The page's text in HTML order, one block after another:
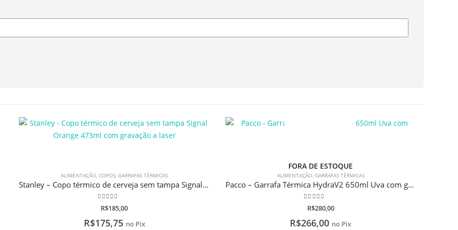
ALIMENTAÇÃO ,COPOS ,GARRAFAS TÉRMICAS
Stanley – Copo térmico de cerveja sem tampa Signal Orange 473ml com gravação a laser
de 5
R$185,00
R$175,75 no Pix
FORA DE ESTOQUE
ALIMENTAÇÃO GARRAFAS TÉRMICAS
Pacco – Garrafa Térmica HydraV2 650ml Uva com gravação a laser
de 5
R$280,00
R$266,00 no Pix